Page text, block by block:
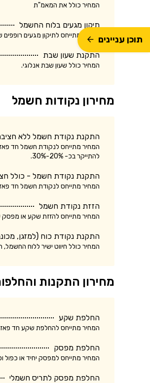
המחיר כולל את המאמ"ת
תיקון מגעים בלוח החשמל
המחיר מתייחס לתיקון מגעים
התקנת שעון שבת
המחיר כולל שעון שבת אנלוגי.
מחירון נקודות חשמל
התקנת נקודת חשמל ללא
להתייקר בכ- 20%-30%.
התקנת נקודת חשמל - כולל
המחיר מתייחס לנקודת חשמל חד פאזית ולחיווט עד 5 מטר בתוך הקיר. עלות התקנת נקודת חשמל
הזזת נקודת חשמל
המחיר מתייחס להזזת שקע או מפסק עד 3 מטר, לא כולל חציבה. עלות הזזת נקודת חשמל כולל חציבה עשויה
התקנת נקודת כוח (למזגן,
המחיר כולל חיווט ישיר ללוח
מחירון התקנות
החלפת שקע
המחיר מתייחס להחלפת שקע חד פאזי.
החלפת מפסק
המחיר מתייחס למפסק יחיד או כפול
החלפת מפסק לתריס חשמלי
תוכן עניינים